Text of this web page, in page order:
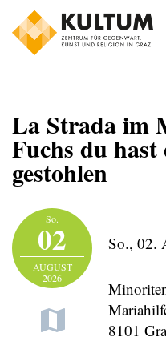
La Strada im
Fuchs du
gestohlen
So.
02
AUGUST
2026
So., 02.
8101